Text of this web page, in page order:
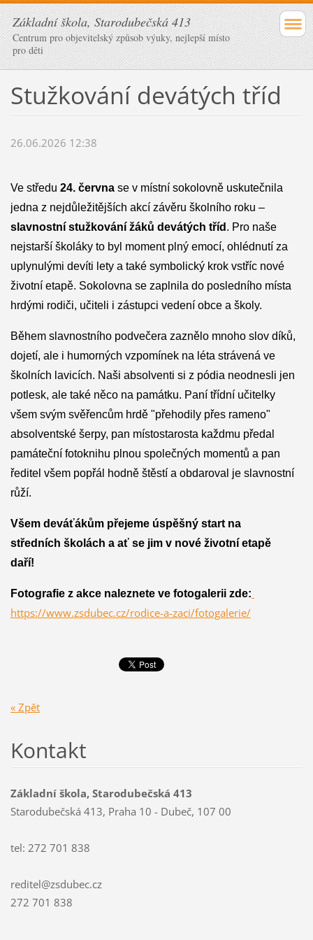
Základní škola, Starodubečská 413
Centrum pro objevitelský způsob výuky, nejlepší místo
pro děti
Stužkování devátých tříd
26.06.2026 12:38
Ve středu 24. června se v místní sokolovně uskutečnila
jedna z nejdůležitějších akcí závěru školního roku –
slavnostní stužkování žáků devátých tříd . Pro naše
nejstarší školáky to byl moment plný emocí, ohlédnutí za
uplynulými devíti lety a také symbolický krok vstříc nové
životní etapě. Sokolovna se zaplnila do posledního místa
hrdými rodiči, učiteli i zástupci vedení obce a školy.
Během slavnostního podvečera zaznělo mnoho slov díků,
dojetí, ale i humorných vzpomínek na léta strávená ve
školních lavicích. Naši absolventi si z pódia neodnesli jen
potlesk, ale také něco na památku. Paní třídní učitelky
všem svým svěřencům hrdě "přehodily přes rameno"
absolventské šerpy, pan místostarosta každmu předal
památeční fotoknihu plnou společných momentů a pan
ředitel všem popřál hodně štěstí a obdaroval je slavnostní
růží.
Všem deváťákům přejeme úspěšný start na
středních školách a ať se jim v nové životní etapě
daří!
Fotografie z akce naleznete ve fotogalerii zde:
https://www.zsdubec.cz/rodice-a-zaci/fotogalerie/
« Zpět
Kontakt
Základní škola, Starodubečská 413
Starodubečská 413, Praha 10 - Dubeč, 107 00
tel: 272 701 838
reditel@zsdubec.cz
272 701 838